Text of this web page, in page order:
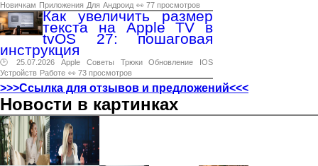
Новичкам Приложения Для Андроид 👀 77 просмотров
Как увеличить размер
текста на Apple TV в
tvOS 27: пошаговая
инструкция
🕑 25.07.2026 Apple Советы Трюки Обновление
IOS
Устройств Работе 👀 73 просмотров
>>>Ссылка для отзывов и предложений<<<
Новости в картинках